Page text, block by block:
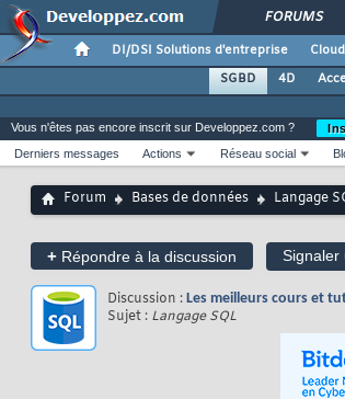
FORUMS
DI/DSI Solutions d'entreprise Cloud
SGBD
4D
Vous n'êtes pas encore inscrit sur Developpez.com ?
Derniers messages
Actions Réseau social
Forum Bases de données Langage
+ Répondre à la discussion Signaler
Discussion : Les meilleurs cours et
Sujet : Langage SQL